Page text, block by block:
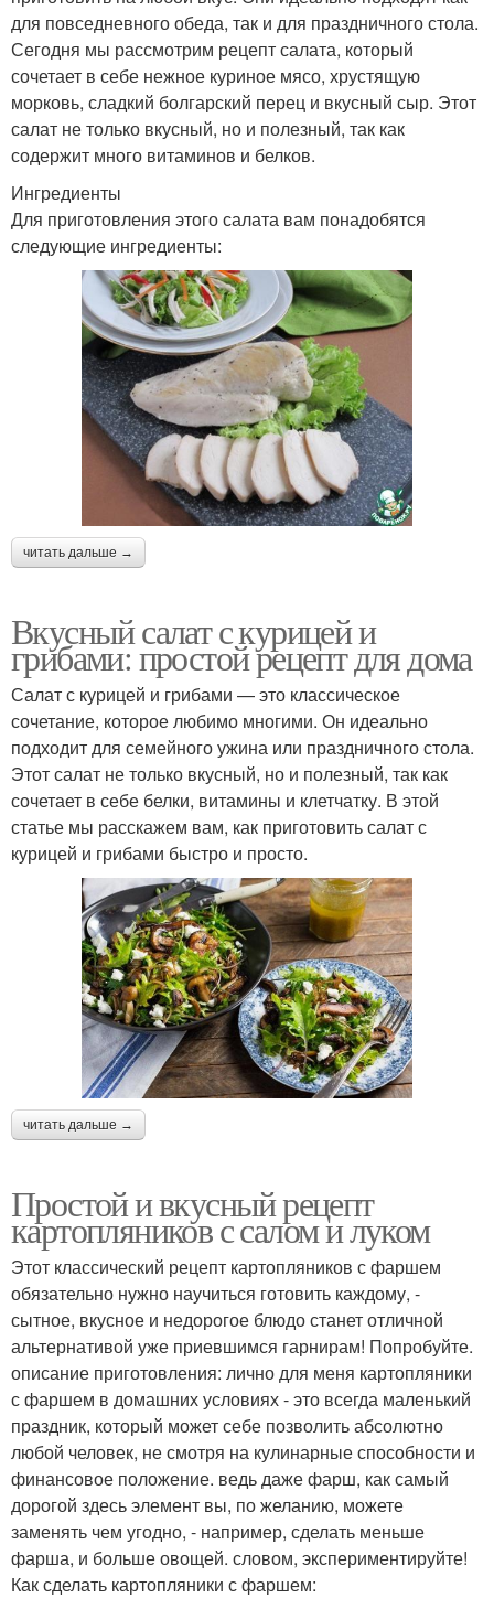
для повседневного обеда, так и для праздничного стола.
Сегодня мы рассмотрим рецепт салата, который
сочетает в себе нежное куриное мясо, хрустящую
морковь, сладкий болгарский перец и вкусный сыр. Этот
салат не только вкусный, но и полезный, так как
содержит много витаминов и белков.
Ингредиенты
Для приготовления этого салата вам понадобятся
следующие ингредиенты:
читать дальше →
Вкусный салат с курицей и
грибами: простой рецепт для дома
Салат с курицей и грибами — это классическое
сочетание, которое любимо многими. Он идеально
подходит для семейного ужина или праздничного стола.
Этот салат не только вкусный, но и полезный, так как
сочетает в себе белки, витамины и клетчатку. В этой
статье мы расскажем вам, как приготовить салат с
курицей и грибами быстро и просто.
читать дальше →
Простой и вкусный рецепт
картопляников с салом и луком
Этот классический рецепт картопляников с фаршем
обязательно нужно научиться готовить каждому, -
сытное, вкусное и недорогое блюдо станет отличной
альтернативой уже приевшимся гарнирам! Попробуйте.
описание приготовления: лично для меня картопляники
с фаршем в домашних условиях - это всегда маленький
праздник, который может себе позволить абсолютно
любой человек, не смотря на кулинарные способности и
финансовое положение. ведь даже фарш, как самый
дорогой здесь элемент вы, по желанию, можете
заменять чем угодно, - например, сделать меньше
фарша, и больше овощей. словом, экспериментируйте!
Как сделать картопляники с фаршем: